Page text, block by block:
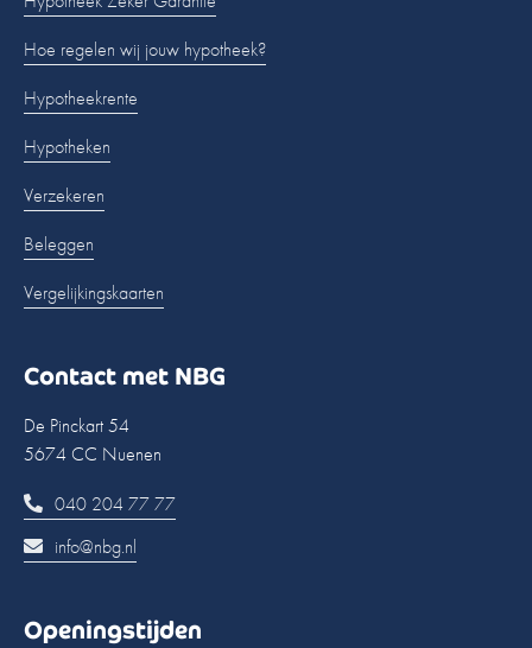
Hoe regelen wij jouw hypotheek?
Hypotheekrente
Hypotheken
Verzekeren
Beleggen
Vergelijkingskaarten
Contact met NBG
De Pinckart 54
5674 CC Nuenen
040 204 77 77
info@nbg.nl
Openingstijden